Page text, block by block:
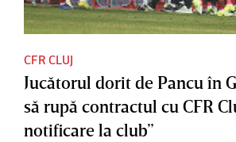
CFR CLUJ
Jucătorul dorit de Pancu în
să rupă contractul cu CFR
notificare la club”